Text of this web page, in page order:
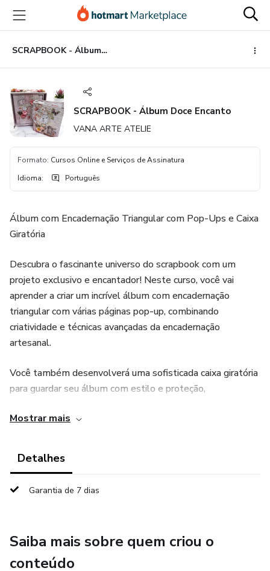
para
conteúdo
principal
para
pagamento
para
rodapé
SCRAPBOOK - Álbum Doce Encanto
SCRAPBOOK - Álbum Doce Encanto
VANA ARTE ATELIE
Formato: Cursos Online e Serviços de Assinatura
Idioma: Português
Álbum com Encadernação Triangular com Pop-Ups e Caixa
Giratória
Descubra o fascinante universo do scrapbook com um
projeto exclusivo e encantador! Neste curso, você vai
aprender a criar um incrível álbum com encadernação
triangular com várias páginas pop-up, combinando
criatividade e técnicas avançadas da encadernação
artesanal.
Você também desenvolverá uma sofisticada caixa giratória
para guardar seu álbum com estilo e proteção,
apresentação do seu projeto.
montagem.
• Elaboração de uma caixa giratória elegante e funcional.
Mostrar mais
Detalhes
Garantia de 7 dias
Saiba mais sobre quem criou o
conteúdo